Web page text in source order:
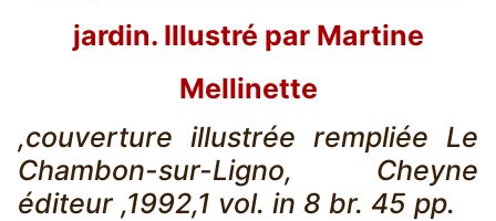
jardin. Illustré par Martine
Mellinette
,couverture illustrée rempliée Le
Chambon-sur-Ligno, Cheyne
éditeur ,1992,1 vol. in 8 br. 45 pp.